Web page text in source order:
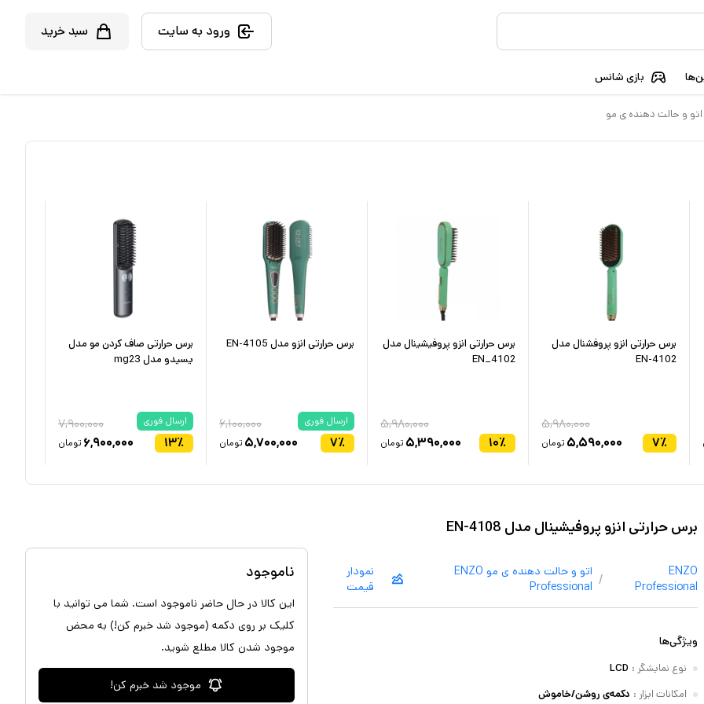
ورود به سایت سبد خرید
بازی شانس
اتو و حالت دهنده ی مو
برس حرارتی انزو پروفشنال مدل
EN-4102
۷٪
۵,۹۸۰,۰۰۰
۵,۵۹۰,۰۰۰ تومان
برس حرارتی انزو پروفیشینال مدل
EN_4102
۱۰٪
۵,۹۸۰,۰۰۰
۵,۳۹۰,۰۰۰ تومان
برس حرارتی انزو مدل EN-4105
ارسال فوری
۷٪
۶,۱۰۰,۰۰۰
۵,۷۰۰,۰۰۰ تومان
برس حرارتی صاف کردن مو مدل
یسیدو مدل mg23
ارسال فوری
۱۳٪
۷,۹۰۰,۰۰۰
۶,۹۰۰,۰۰۰ تومان
برس حرارتی انزو پروفیشینال مدل EN-4108
ENZO
Professional
/ اتو و حالت دهنده ی مو ENZO
Professional
نمودار
قیمت
ویژگی‌ها
نوع نمایشگر :
LCD
امکانات ابزار : دکمه‌ی روشن/خاموش
ناموجود
این کالا در حال حاضر ناموجود است. شما می توانید با
کلیک بر روی دکمه (موجود شد خبرم کن!) به محض
موجود شدن کالا مطلع شوید.
موجود شد خبرم کن!